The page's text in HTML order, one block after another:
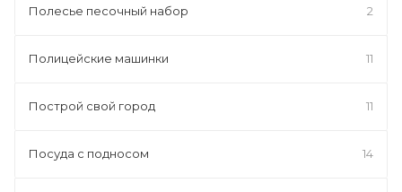
Полесье песочный набор 2
Полицейские машинки 11
Построй свой город 11
Посуда с подносом 14